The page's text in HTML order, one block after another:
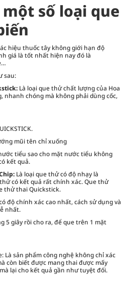
số loại que
hiệu thuốc tây không giới hạn độ
giá là tốt nhất hiện nay đó là
sau:
Là loại que thử chất lượng của Hoa
nhanh chóng mà không phải dùng cốc,
mũi tên chỉ xuống
tiểu sao cho mặt nước tiểu không
kết quả.
Là loại que thử có độ nhạy là
có kết quả rất chính xác. Que thử
thử thai Quickstick.
độ chính xác cao nhất, cách sử dụng và
nhất.
5 giây rồi cho ra, để que trên 1 mặt
Là sản phẩm công nghệ không chỉ xác
còn biết được mang thai được mấy
lại cho kết quả gần như tuyệt đối.